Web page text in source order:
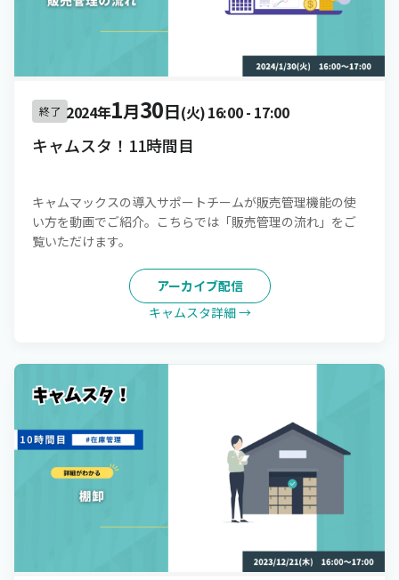
終了 2024年1月30日(火)16:00- 17:00
キャムスタ！11時間目
キャムマックスの導入サポートチームが販売管理機能の使
い方を動画でご紹介。こちらでは「販売管理の流れ」をご
覧いただけます。
アーカイブ配信
キャムスタ詳細 →